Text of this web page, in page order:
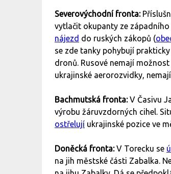
Severovýchodní fronta:
vytlačit okupanty ze
nájezd do ruských zákopů (
se zde tanky pohybují
dronů. Rusové nemají
ukrajinské aerorozvidky,
Bachmutská fronta:V Časivu
výrobu žáruvzdorných cihel.
ostřelují ukrajinské pozice ve
Doněcká fronta:V Torecku se
na jih městské části Zabalka.